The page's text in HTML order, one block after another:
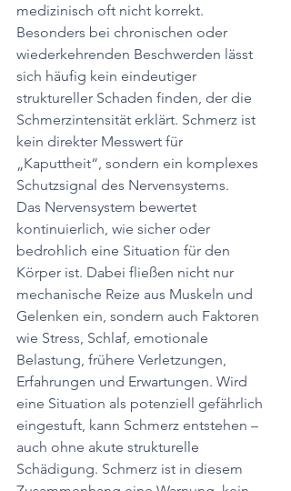
medizinisch oft nicht korrekt.
Besonders bei chronischen oder
wiederkehrenden Beschwerden lässt
sich häufig kein eindeutiger
struktureller Schaden finden, der die
Schmerzintensität erklärt. Schmerz ist
kein direkter Messwert für
„Kaputtheit“, sondern ein komplexes
Schutzsignal des Nervensystems.
Das Nervensystem bewertet
kontinuierlich, wie sicher oder
bedrohlich eine Situation für den
Körper ist. Dabei fließen nicht nur
mechanische Reize aus Muskeln und
Gelenken ein, sondern auch Faktoren
wie Stress, Schlaf, emotionale
Belastung, frühere Verletzungen,
Erfahrungen und Erwartungen. Wird
eine Situation als potenziell gefährlich
eingestuft, kann Schmerz entstehen –
auch ohne akute strukturelle
Schädigung. Schmerz ist in diesem